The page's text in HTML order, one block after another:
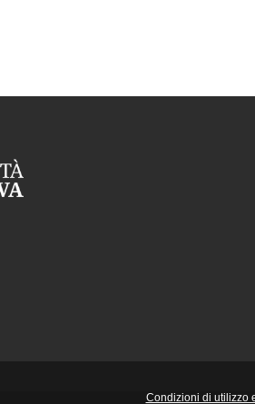
Condizioni di utilizzo